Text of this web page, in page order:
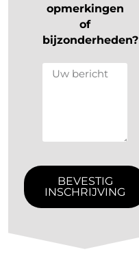
opmerkingen
of
bijzonderheden?
BEVESTIG
INSCHRIJVING